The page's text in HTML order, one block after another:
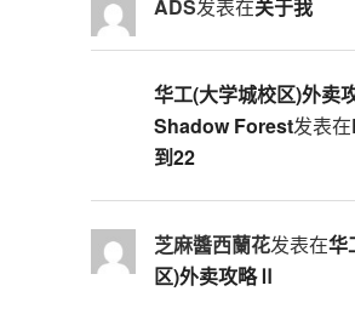
ADS发表在关于我
华工(大学城校区)外卖
Shadow Forest发表在
到22
芝麻醬西蘭花发表在华
区)外卖攻略Ⅱ